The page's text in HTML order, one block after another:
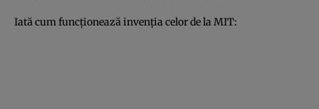
Iată cum funcţionează invenţia celor de la MIT: